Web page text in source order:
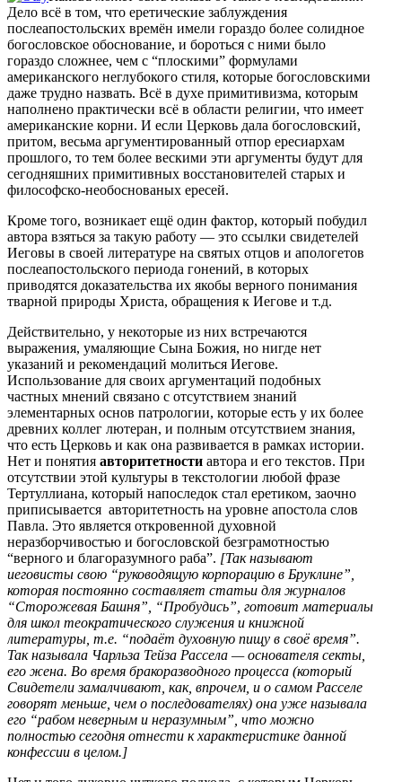
Дело всё в том, что еретические заблуждения
послеапостольских времён имели гораздо более солидное
богословское обоснование, и бороться с ними было
гораздо сложнее, чем с “плоскими” формулами
американского неглубокого стиля, которые богословскими
даже трудно назвать. Всё в духе примитивизма, которым
наполнено практически всё в области религии, что имеет
американские корни. И если Церковь дала богословский,
притом, весьма аргументированный отпор ересиархам
прошлого, то тем более вескими эти аргументы будут для
сегодняшних примитивных восстановителей старых и
философско-необоснованых ересей.
Кроме того, возникает ещё один фактор, который побудил
автора взяться за такую работу — это ссылки свидетелей
Иеговы в своей литературе на святых отцов и апологетов
послеапостольского периода гонений, в которых
приводятся доказательства их якобы верного понимания
тварной природы Христа, обращения к Иегове и т.д.
Действительно, у некоторые из них встречаются
выражения, умаляющие Сына Божия, но нигде нет
указаний и рекомендаций молиться Иегове.
Использование для своих аргументаций подобных
частных мнений связано с отсутствием знаний
элементарных основ патрологии, которые есть у их более
древних коллег лютеран, и полным отсутствием знания,
что есть Церковь и как она развивается в рамках истории.
Нет и понятия авторитетности автора и его текстов. При
отсутствии этой культуры в текстологии любой фразе
Тертуллиана, который напоследок стал еретиком, заочно
приписывается авторитетность на уровне апостола слов
Павла. Это является откровенной духовной
неразборчивостью и богословской безграмотностью
“верного и благоразумного раба”. [Так называют
иеговисты свою “руководящую корпорацию в Бруклине”,
которая постоянно составляет статьи для журналов
“Сторожевая Башня”, “Пробудись”, готовит материалы
для школ теократического служения и книжной
литературы, т.е. “подаёт духовную пищу в своё время”.
Так называла Чарльза Тейза Рассела — основателя секты,
его жена. Во время бракоразводного процесса (который
Свидетели замалчивают, как, впрочем, и о самом Расселе
говорят меньше, чем о последователях) она уже называла
его “рабом неверным и неразумным”, что можно
полностью сегодня отнести к характеристике данной
конфессии в целом.]